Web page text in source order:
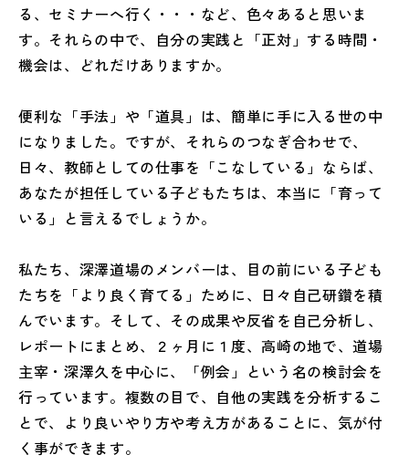
る、セミナーへ行く・・・など、色々あると思いま
す。それらの中で、自分の実践と「正対」する時間・
機会は、どれだけありますか。
便利な「手法」や「道具」は、簡単に手に入る世の中
になりました。ですが、それらのつなぎ合わせで、
日々、教師としての仕事を「こなしている」ならば、
あなたが担任している子どもたちは、本当に「育って
いる」と言えるでしょうか。
私たち、深澤道場のメンバーは、目の前にいる子ども
たちを「より良く育てる」ために、日々自己研鑽を積
んでいます。そして、その成果や反省を自己分析し、
レポートにまとめ、２ヶ月に１度、高崎の地で、道場
主宰・深澤久を中心に、「例会」という名の検討会を
行っています。複数の目で、自他の実践を分析するこ
とで、より良いやり方や考え方があることに、気が付
く事ができます。